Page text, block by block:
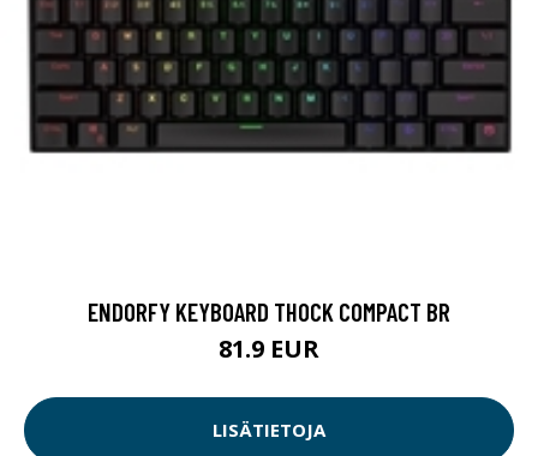
ENDORFY KEYBOARD THOCK COMPACT BR
81.9 EUR
LISÄTIETOJA